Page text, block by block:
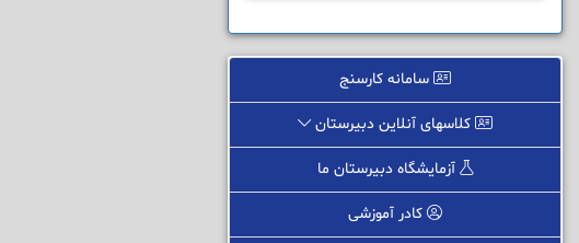
سامانه کارسنج
کلاسهای آنلاین دبیرستان
آزمایشگاه دبیرستان ما
کادر آموزشی